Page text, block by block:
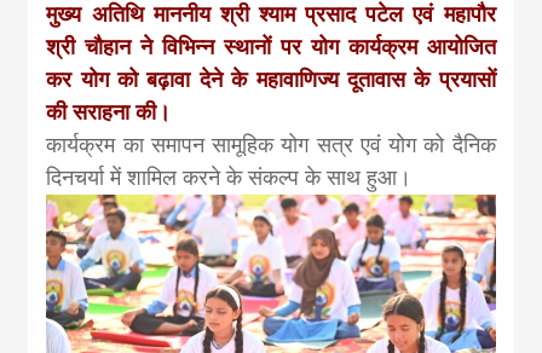
मुख्य अतिथि माननीय श्री श्याम प्रसाद पटेल एवं महापौर
श्री चौहान ने विभिन्न स्थानों पर योग कार्यक्रम आयोजित
कर योग को बढ़ावा देने के महावाणिज्य दूतावास के प्रयासों
की सराहना की।
कार्यक्रम का समापन सामूहिक योग सत्र एवं योग को दैनिक
दिनचर्या में शामिल करने के संकल्प के साथ हुआ।